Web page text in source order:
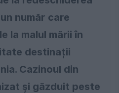
număr care
la malul mării în
destinații
Cazinoul din
și găzduit peste